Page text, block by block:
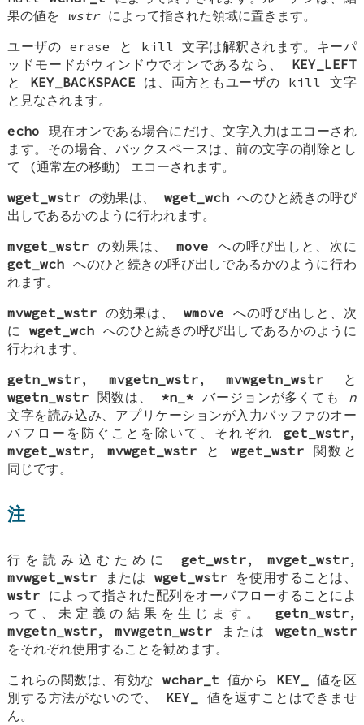
果の値を wstrによって指された領域に置きます。
ユーザの erase と kill 文字は解釈されます。キーパ
ッドモードがウィンドウでオンであるなら、 KEY_LEFT
と KEY_BACKSPACE は、両方ともユーザの kill 文字
と見なされます。
echo 現在オンである場合にだけ、文字入力はエコーされ
ます。その場合、バックスペースは、前の文字の削除とし
て (通常左の移動) エコーされます。
wget_wstr の効果は、 wget_wchへのひと続きの呼び
出しであるかのように行われます。
mvget_wstr の効果は、move への呼び出しと、次に
get_wch へのひと続きの呼び出しであるかのように行わ
れます。
mvwget_wstr の効果は、wmove への呼び出しと、次
にwget_wch へのひと続きの呼び出しであるかのように
行われます。
getn_wstr, mvgetn_wstr,mvwgetn_wstr と
wgetn_wstr 関数は、 *n_* バージョンが多くても n
文字を読み込み、アプリケーションが入力バッファのオー
バフローを防ぐことを除いて、それぞれ get_wstr,
mvget_wstr, mvwget_wstrとwget_wstr 関数と
同じです。
注
行を読み込むために get_wstr, mvget_wstr,
mvwget_wstr または wget_wstrを使用することは、
wstr によって指された配列をオーバフローすることによ
って、未定義の結果を生じます。 getn_wstr,
mvgetn_wstr,mvwgetn_wstr または wgetn_wstr
をそれぞれ使用することを勧めます。
これらの関数は、有効な wchar_t 値から KEY_
値を区
別する方法がないので、 KEY_
値を返すことはできませ
ん。